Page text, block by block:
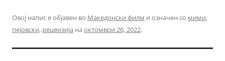
Овој напис е објавен во Македонски филм и означен со мими,
пејовски, рецензија на октомври 26, 2022.